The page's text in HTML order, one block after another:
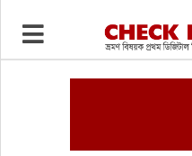
ভ্রমণ